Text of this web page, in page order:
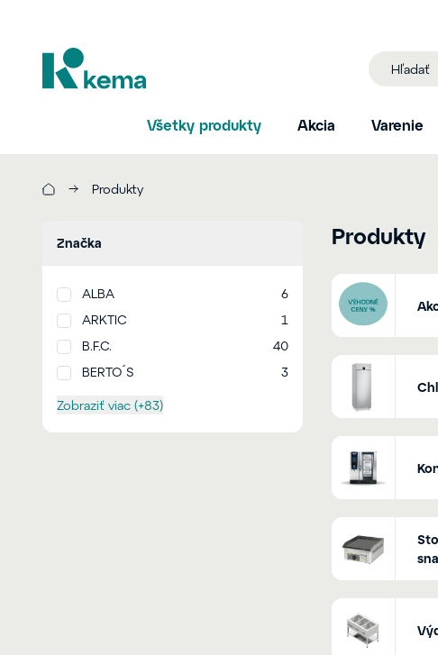
Všetky produkty Akcia Varenie
Produkty
Značka
ALBA
6
ARKTIC
1
B.F.C.
40
BERTO´S
3
Zobraziť viac (+83)
Produkty